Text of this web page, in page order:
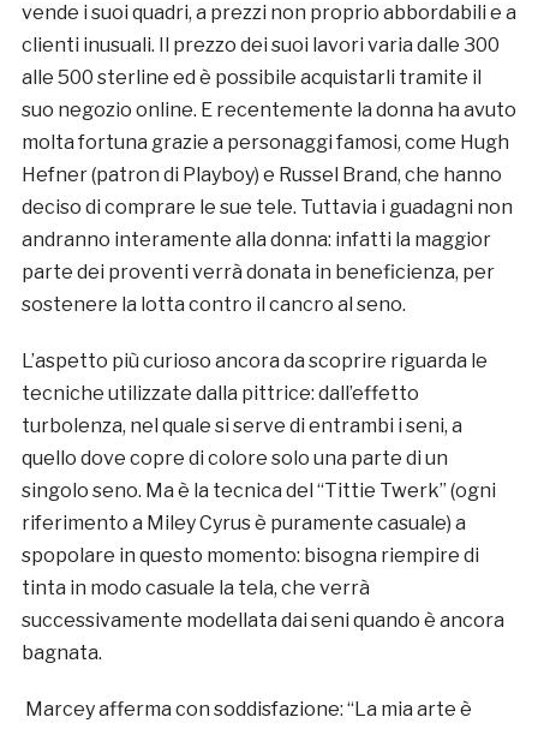
vende i suoi quadri, a prezzi non proprio abbordabili e a
clienti inusuali. Il prezzo dei suoi lavori varia dalle 300
alle 500 sterline ed è possibile acquistarli tramite il
suo negozio online. E recentemente la donna ha avuto
molta fortuna grazie a personaggi famosi, come Hugh
Hefner (patron di Playboy) e Russel Brand, che hanno
deciso di comprare le sue tele. Tuttavia i guadagni non
andranno interamente alla donna: infatti la maggior
parte dei proventi verrà donata in beneficienza, per
sostenere la lotta contro il cancro al seno.
L’aspetto più curioso ancora da scoprire riguarda le
tecniche utilizzate dalla pittrice: dall’effetto
turbolenza, nel quale si serve di entrambi i seni, a
quello dove copre di colore solo una parte di un
singolo seno. Ma è la tecnica del “Tittie Twerk” (ogni
riferimento a Miley Cyrus è puramente casuale) a
spopolare in questo momento: bisogna riempire di
tinta in modo casuale la tela, che verrà
successivamente modellata dai seni quando è ancora
bagnata.
Marcey afferma con soddisfazione: “La mia arte è